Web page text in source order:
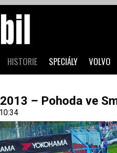
– Pohoda ve
HISTORIE SPECIÁLY VOLVO